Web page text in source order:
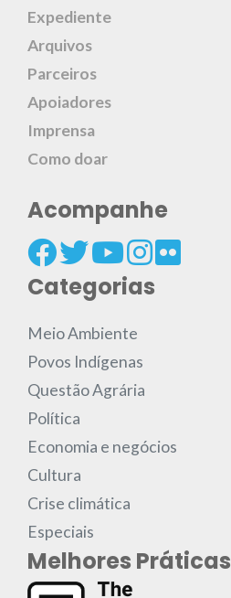
Expediente
Arquivos
Parceiros
Apoiadores
Imprensa
Como doar
Acompanhe
Categorias
Meio Ambiente
Povos Indígenas
Questão Agrária
Política
Economia e negócios
Cultura
Crise climática
Especiais
Melhores Práticas